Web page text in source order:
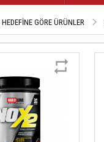
HEDEFİNE GÖRE ÜRÜNLER